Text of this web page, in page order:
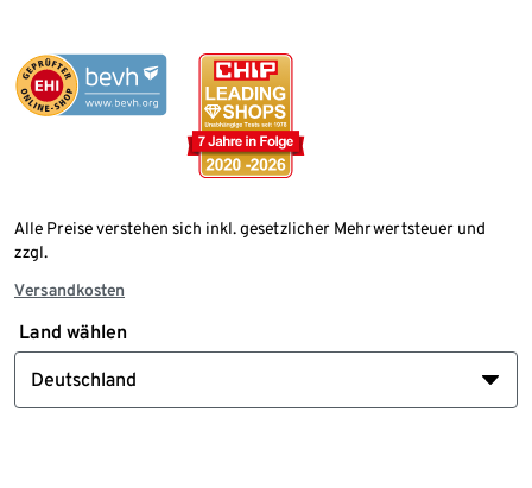
Alle Preise verstehen sich inkl. gesetzlicher Mehrwertsteuer und
zzgl.
Versandkosten
Land wählen
Deutschland